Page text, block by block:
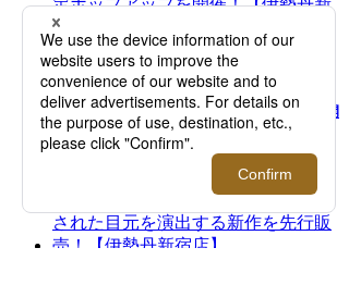
2026.08.05 - 08.11
「マウリッツハイス美術館」×＜タグス ワー
キングパーティ＞ 期間限定ポップアップを開
催！【伊勢丹新宿店】